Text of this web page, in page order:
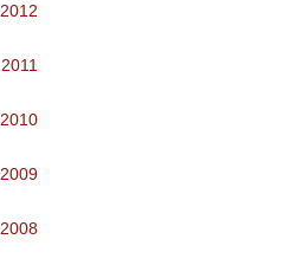
2012
2011
2010
2009
2008